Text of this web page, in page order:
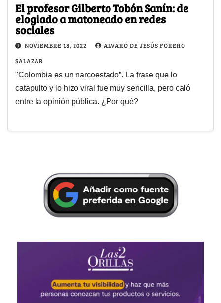
El profesor Gilberto Tobón Sanín: de
elogiado a matoneado en redes
sociales
NOVIEMBRE 18, 2022
ALVARO DE JESÚS FORERO
SALAZAR
"Colombia es un narcoestado”. La frase que lo
catapulto y lo hizo viral fue muy sencilla, pero caló
entre la opinión pública. ¿Por qué?